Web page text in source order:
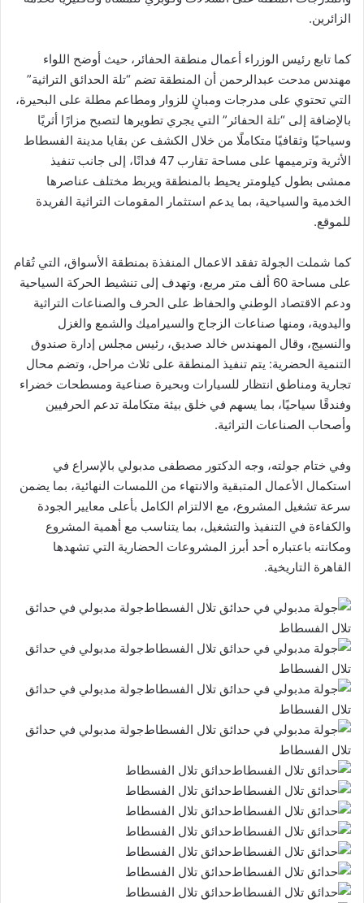
الزائرين.
كما تابع رئيس الوزراء أعمال منطقة الحفائر، حيث أوضح اللواء
مهندس مدحت عبدالرحمن أن المنطقة تضم “تلة الحدائق التراثية”
التي تحتوي على مدرجات ومبانٍ للزوار ومطاعم مطلة على البحيرة،
بالإضافة إلى “تلة الحفائر” التي يجري تطويرها لتصبح مزارًا أثريًا
وسياحيًا وثقافيًا متكاملًا من خلال الكشف عن بقايا مدينة الفسطاط
الأثرية وترميمها على مساحة تقارب 47 فدانًا، إلى جانب تنفيذ
ممشى بطول كيلومتر يحيط بالمنطقة ويربط مختلف عناصرها
الخدمية والسياحية، بما يدعم استثمار المقومات التراثية الفريدة
للموقع.
كما شملت الجولة تفقد الاعمال المنفذة بمنطقة الأسواق، التي تُقام
على مساحة 60 ألف متر مربع، وتهدف إلى تنشيط الحركة السياحية
ودعم الاقتصاد الوطني والحفاظ على الحرف والصناعات التراثية
واليدوية، ومنها صناعات الزجاج والسيراميك والشمع والغزل
والنسيج، وقال المهندس خالد صديق، رئيس مجلس إدارة صندوق
التنمية الحضرية: يتم تنفيذ المنطقة على ثلاث مراحل، وتضم محال
تجارية ومناطق انتظار للسيارات وبحيرة صناعية ومسطحات خضراء
وفندقًا سياحيًا، بما يسهم في خلق بيئة متكاملة تدعم الحرفيين
وأصحاب الصناعات التراثية.
وفي ختام جولته، وجه الدكتور مصطفى مدبولي بالإسراع في
استكمال الأعمال المتبقية والانتهاء من اللمسات النهائية، بما يضمن
سرعة تشغيل المشروع، مع الالتزام الكامل بأعلى معايير الجودة
والكفاءة في التنفيذ والتشغيل، بما يتناسب مع أهمية المشروع
ومكانته باعتباره أحد أبرز المشروعات الحضارية التي تشهدها
القاهرة التاريخية.
جولة مدبولي في حدائق
تلال الفسطاط
جولة مدبولي في حدائق
تلال الفسطاط
جولة مدبولي في حدائق
تلال الفسطاط
جولة مدبولي في حدائق
تلال الفسطاط
حدائق تلال الفسطاط
حدائق تلال الفسطاط
حدائق تلال الفسطاط
حدائق تلال الفسطاط
حدائق تلال الفسطاط
حدائق تلال الفسطاط
حدائق تلال الفسطاط